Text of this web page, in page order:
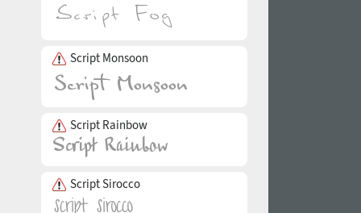
Script Monsoon
Script Rainbow
Script Sirocco